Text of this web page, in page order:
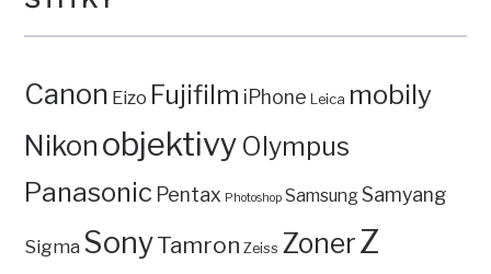
Canon Eizo Fujifilm iPhone Leica mobily
Nikon objektivy Olympus
Panasonic Pentax Photoshop SamsungSamyang
Sigma SonyTamron Zeiss ZonerZ